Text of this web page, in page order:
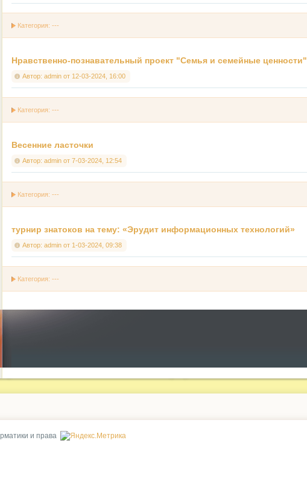
Категория: ---
Нравственно-познавательный проект "Семья и семейные ценности"
Автор: admin от 12-03-2024, 16:00
Категория: ---
Весенние ласточки
Автор: admin от 7-03-2024, 12:54
Категория: ---
турнир знатоков на тему: «Эрудит информационных технологий»
Автор: admin от 1-03-2024, 09:38
Категория: ---
и права